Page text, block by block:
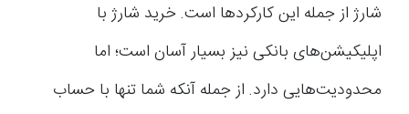
شارژ از جمله این کارکردها است. خرید شارژ با
اپلیکیشن‌های بانکی نیز بسیار آسان است؛ اما
محدودیت‌هایی دارد. از جمله آنکه شما تنها با حساب